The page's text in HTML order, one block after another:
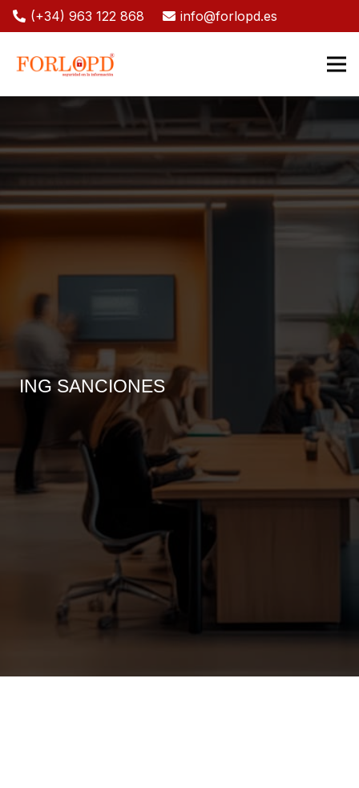
(+34) 963 122 868 info@forlopd.es
ING SANCIONES